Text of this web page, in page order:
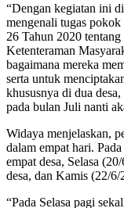
“Dengan kegiatan ini
mengenali tugas
26 Tahun 2020
Ketenteraman
bagaimana mereka
serta untuk
khususnya di dua
pada bulan Juli nanti
Widaya menjelaskan,
dalam empat hari.
empat desa, Selasa
desa, dan Kamis (22/6/
“Pada Selasa pagi